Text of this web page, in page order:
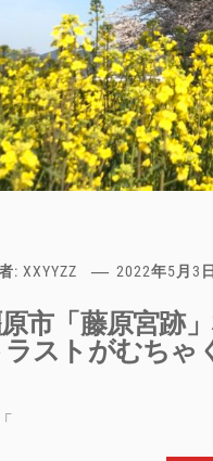
: XXYYZZ 2022年5月3日
市「藤原宮跡
ストがむちゃ